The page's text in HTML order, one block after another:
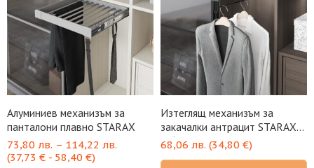
Алуминиев механизъм за
панталони плавно STARAX
73,80 лв. – 114,22 лв.
(37,73 € - 58,40 €)
Изтеглящ механизъм за
закачалки антрацит STARAX
S-6724-A
68,06 лв. (34,80 €)